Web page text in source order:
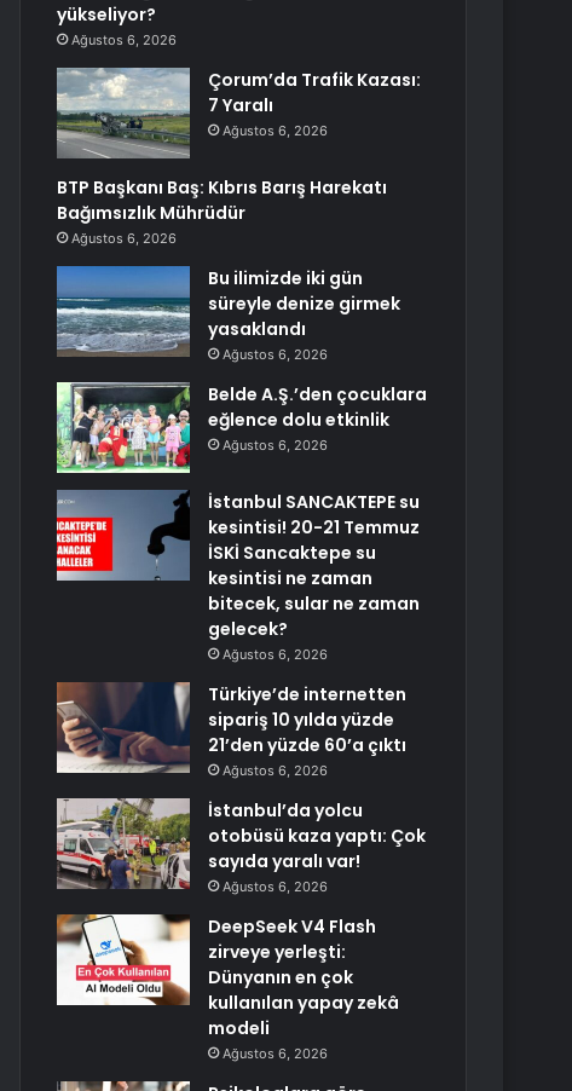
yükseliyor?
Ağustos 6, 2026
Çorum’da Trafik Kazası:
7 Yaralı
Ağustos 6, 2026
BTP Başkanı Baş: Kıbrıs Barış Harekatı
Bağımsızlık Mührüdür
Ağustos 6, 2026
Bu ilimizde iki gün
süreyle denize girmek
yasaklandı
Ağustos 6, 2026
Belde A.Ş.’den çocuklara
eğlence dolu etkinlik
Ağustos 6, 2026
İstanbul SANCAKTEPE su
kesintisi! 20-21 Temmuz
İSKİ Sancaktepe su
kesintisi ne zaman
bitecek, sular ne zaman
gelecek?
Ağustos 6, 2026
Türkiye’de internetten
sipariş 10 yılda yüzde
21’den yüzde 60’a çıktı
Ağustos 6, 2026
İstanbul’da yolcu
otobüsü kaza yaptı: Çok
sayıda yaralı var!
Ağustos 6, 2026
DeepSeek V4 Flash
zirveye yerleşti:
Dünyanın en çok
kullanılan yapay zekâ
modeli
Ağustos 6, 2026